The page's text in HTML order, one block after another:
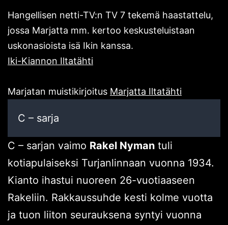
Hangellisen netti-TV:n TV 7 tekemä haastattelu,
jossa Marjatta mm. kertoo keskusteluistaan
uskonasioista isä Ikin kanssa.
Iki-Kiannon Iltatähti
Marjatan muistikirjoitus Marjatta Iltatähti
C – sarja
C – sarjan vaimo Rakel Nyman tuli
kotiapulaiseksi Turjanlinnaan vuonna 1934.
Kianto ihastui nuoreen 26-vuotiaaseen
Rakeliin. Rakkaussuhde kesti kolme vuotta
ja tuon liiton seurauksena syntyi vuonna